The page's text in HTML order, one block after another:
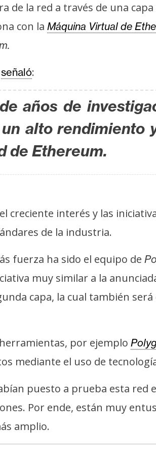
de la red a través de una
con la Máquina Virtual de
señaló:
años de
alto rendimiento
de Ethereum.
creciente interés y las
de la industria.
fuerza ha sido el equipo de
muy similar a la
capa, la cual también
por ejemplo
mediante el uso de
puesto a prueba esta red
Por ende, están muy
amplio.